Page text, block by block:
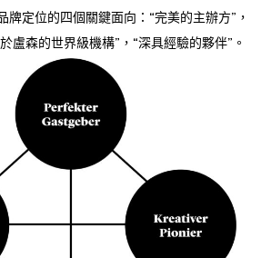
牌定位的四個關鍵面向：“完美的主辦方”，
盧森的世界級機構”，“深具經驗的夥伴”。